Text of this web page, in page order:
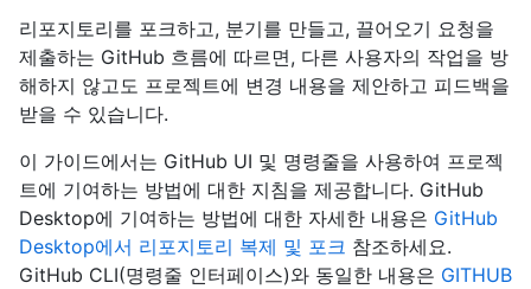
리포지토리를 포크하고, 분기를 만들고, 끌어오기 요청을
제출하는 GitHub 흐름에 따르면, 다른 사용자의 작업을 방
해하지 않고도 프로젝트에 변경 내용을 제안하고 피드백을
받을 수 있습니다.
이 가이드에서는 GitHub UI 및 명령줄을 사용하여 프로젝
트에 기여하는 방법에 대한 지침을 제공합니다. GitHub
Desktop에 기여하는 방법에 대한 자세한 내용은 GitHub
Desktop에서 리포지토리 복제 및 포크 참조하세요.
GitHub CLI(명령줄 인터페이스)와 동일한 내용은 GITHUB